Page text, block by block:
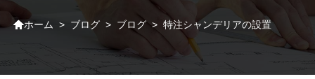
ホーム > ブログ > ブログ > 特注シャンデリアの設置